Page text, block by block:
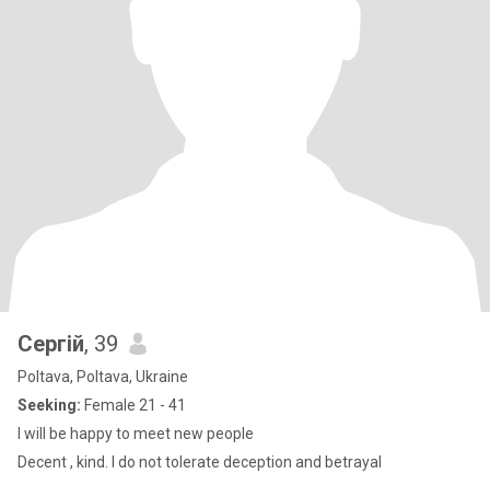
Сергій, 39
Poltava, Poltava, Ukraine
Seeking: Female 21 - 41
I will be happy to meet new people
Decent , kind. I do not tolerate deception and betrayal